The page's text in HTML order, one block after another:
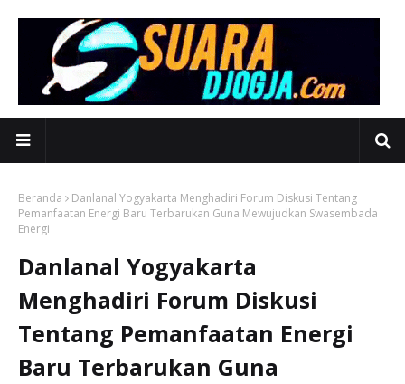
Beranda
Danlanal Yogyakarta Menghadiri Forum Diskusi Tentang
Pemanfaatan Energi Baru Terbarukan Guna Mewujudkan Swasembada
Energi
Danlanal Yogyakarta
Menghadiri Forum Diskusi
Tentang Pemanfaatan Energi
Baru Terbarukan Guna